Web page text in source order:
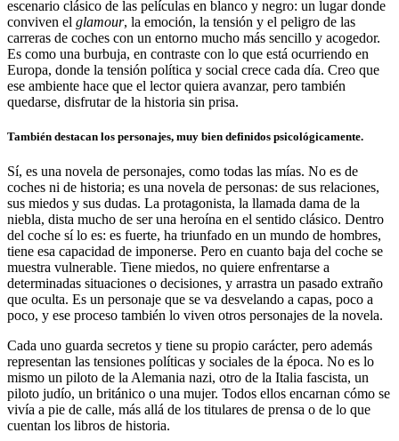
escenario clásico de las películas en blanco y negro: un lugar donde
conviven el glamour, la emoción, la tensión y el peligro de las
carreras de coches con un entorno mucho más sencillo y acogedor.
Es como una burbuja, en contraste con lo que está ocurriendo en
Europa, donde la tensión política y social crece cada día. Creo que
ese ambiente hace que el lector quiera avanzar, pero también
quedarse, disfrutar de la historia sin prisa.
También destacan los personajes, muy bien definidos psicológicamente.
Sí, es una novela de personajes, como todas las mías. No es de
coches ni de historia; es una novela de personas: de sus relaciones,
sus miedos y sus dudas. La protagonista, la llamada dama de la
niebla, dista mucho de ser una heroína en el sentido clásico. Dentro
del coche sí lo es: es fuerte, ha triunfado en un mundo de hombres,
tiene esa capacidad de imponerse. Pero en cuanto baja del coche se
muestra vulnerable. Tiene miedos, no quiere enfrentarse a
determinadas situaciones o decisiones, y arrastra un pasado extraño
que oculta. Es un personaje que se va desvelando a capas, poco a
poco, y ese proceso también lo viven otros personajes de la novela.
Cada uno guarda secretos y tiene su propio carácter, pero además
representan las tensiones políticas y sociales de la época. No es lo
mismo un piloto de la Alemania nazi, otro de la Italia fascista, un
piloto judío, un británico o una mujer. Todos ellos encarnan cómo se
vivía a pie de calle, más allá de los titulares de prensa o de lo que
cuentan los libros de historia.